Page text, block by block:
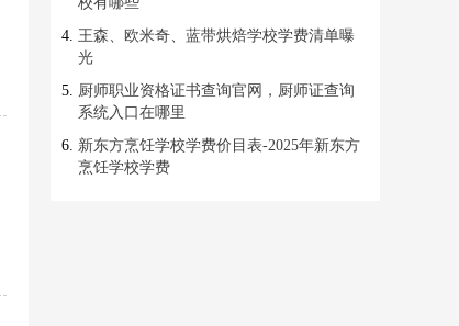
王森、欧米奇、蓝带烘焙学校学费清单曝
光
厨师职业资格证书查询官网，厨师证查询
系统入口在哪里
新东方烹饪学校学费价目表-2025年新东方
烹饪学校学费